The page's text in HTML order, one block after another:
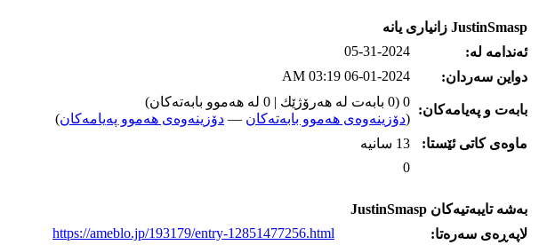
JustinSmasp زانیاری یانه‌
ئه‌ندامه‌ له‌:
05-31-2024
دواین سه‌ردان:
06-01-2024 03:19 AM
بابه‌ت و په‌یامه‌کان:
0 (0 بابه‌ت له‌ هه‌رۆژێك | 0 له‌ هه‌موو بابه‌ته‌كان)
(دۆزینه‌وه‌ی هه‌موو بابه‌ته‌کان — دۆزینه‌وه‌ی هه‌موو په‌یامه‌کان)
ماوه‌ی كاتی ئێستا:
13 سانیه‌
0
به‌شه‌ تایبه‌تیه‌کان JustinSmasp
لاپه‌ڕه‌ی سه‌ره‌تا:
https://ameblo.jp/193179/entry-12851477256.html